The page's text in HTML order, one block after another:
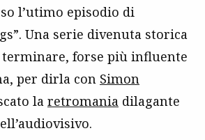
l’utimo episodio di
Una serie divenuta storica
forse più influente
per dirla con Simon
la retromania dilagante